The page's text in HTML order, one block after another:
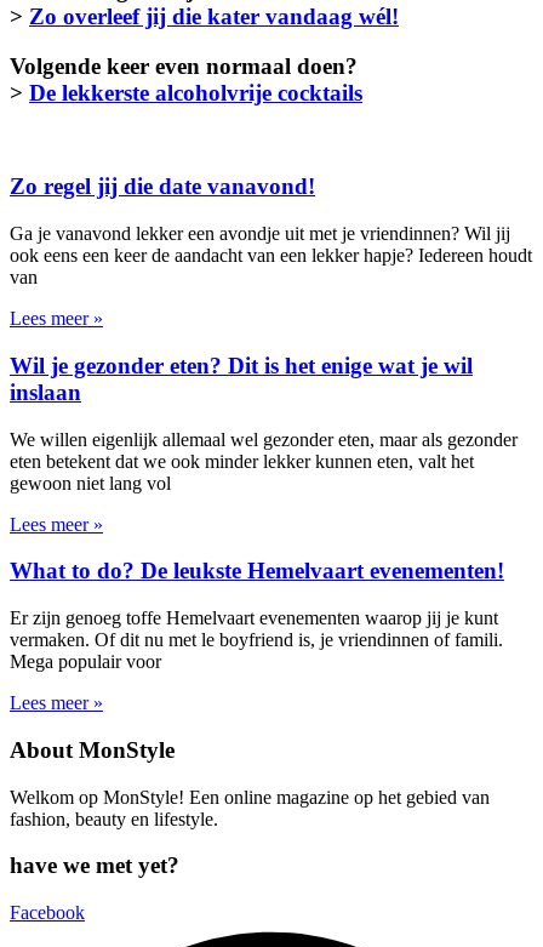
> Zo overleef jij die kater vandaag wél!
Volgende keer even normaal doen?
> De lekkerste alcoholvrije cocktails
Zo regel jij die date vanavond!
Ga je vanavond lekker een avondje uit met je vriendinnen? Wil jij
ook eens een keer de aandacht van een lekker hapje? Iedereen houdt
van
Lees meer »
Wil je gezonder eten? Dit is het enige wat je wil
inslaan
We willen eigenlijk allemaal wel gezonder eten, maar als gezonder
eten betekent dat we ook minder lekker kunnen eten, valt het
gewoon niet lang vol
Lees meer »
What to do? De leukste Hemelvaart evenementen!
Er zijn genoeg toffe Hemelvaart evenementen waarop jij je kunt
vermaken. Of dit nu met le boyfriend is, je vriendinnen of famili.
Mega populair voor
Lees meer »
About MonStyle
Welkom op MonStyle! Een online magazine op het gebied van
fashion, beauty en lifestyle.
have we met yet?
Facebook